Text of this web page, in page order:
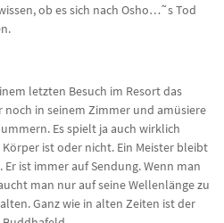
ob es sich nach Osho…˜s Tod
letzten Besuch im Resort das
noch in seinem Zimmer und amüsiere
Es spielt ja auch wirklich
ist oder nicht. Ein Meister bleibt
ist immer auf Sendung. Wenn man
man nur auf seine Wellenlänge zu
Ganz wie in alten Zeiten ist der